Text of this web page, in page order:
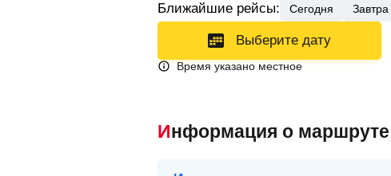
Ближайшие рейсы: Сегодня Завтра
Выберите дату
Время указано местное
Информация о маршруте